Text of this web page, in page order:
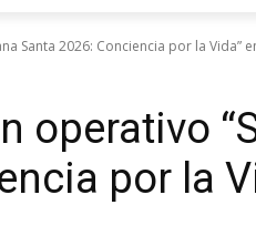
Santa 2026: Conciencia por la Vida”
operativo
por la